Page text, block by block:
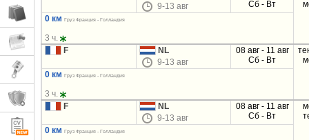
9-13 авг
Сб - Вт
0 км
Груз Франция - Голландия
3 ч.
F
NL
9-13 авг
08 авг - 11 авг
Сб - Вт
0 км
Груз Франция - Голландия
3 ч.
F
NL
9-13 авг
08 авг - 11 авг
Сб - Вт
0 км
Груз Франция - Голландия